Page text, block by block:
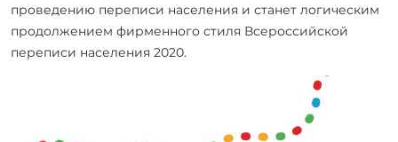
проведению переписи населения и станет логическим
продолжением фирменного стиля Всероссийской
переписи населения 2020.